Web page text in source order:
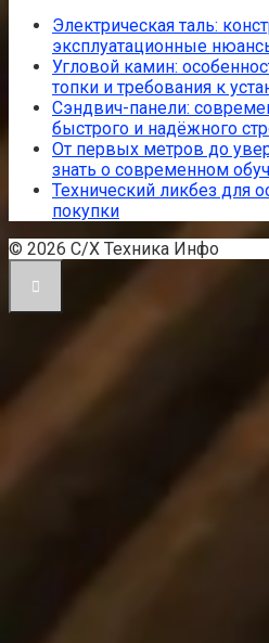
Электрическая таль:
эксплуатационные
Угловой камин:
топки и требования к
Сэндвич-панели:
быстрого и надёжного
От первых метров до
знать о современном
Технический ликбез для
покупки
© 2026 С/Х Техника Инфо